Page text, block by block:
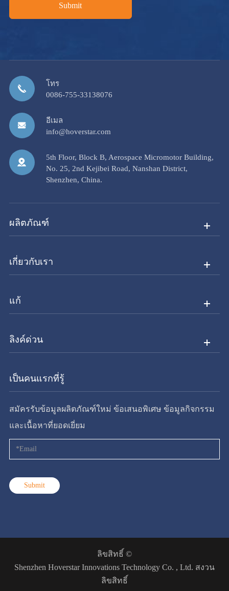
Submit
โทร
0086-755-33138076
อีเมล
info@hoverstar.com
5th Floor, Block B, Aerospace Micromotor Building,
No. 25, 2nd Kejibei Road, Nanshan District,
Shenzhen, China.
ผลิตภัณฑ์
เกี่ยวกับเรา
แก้
ลิงค์ด่วน
เป็นคนแรกที่รู้
สมัครรับข้อมูลผลิตภัณฑ์ใหม่ ข้อเสนอพิเศษ ข้อมูลกิจกรรม
และเนื้อหาที่ยอดเยี่ยม
Submit
ลิขสิทธิ์ ©
Shenzhen Hoverstar Innovations Technology Co. , Ltd. สงวน
ลิขสิทธิ์